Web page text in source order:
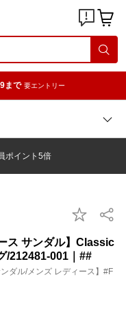
まで 要エントリー
ポイント5倍
ス サンダル】Classic
/212481-001｜##
ダル/メンズ レディース】#F